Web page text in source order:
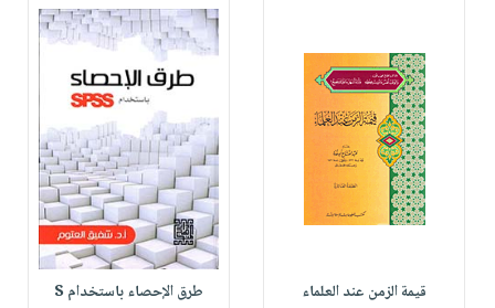
قيمة الزمن عند العلماء
طرق الإحصاء باستخدام S